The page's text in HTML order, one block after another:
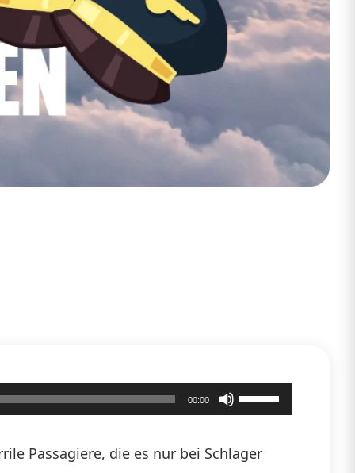
00:00
Pfeiltasten
Passagiere, die es nur bei Schlager